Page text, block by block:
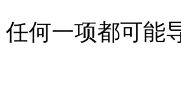
任何一项都可能